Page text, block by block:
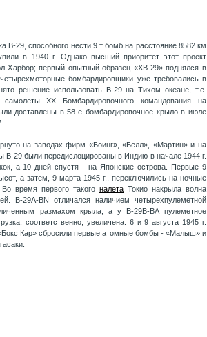
В-29, способного нести 9 т бомб на расстояние 8582 км
в 1940 г. Однако высший приоритет этот проект
Харбор; первый опытный образец «ХВ-29» поднялся в
бомбардировщики уже требовались в
решение использовать В-29 на Тихом океане, т.е.
XX Бомбардировочного командования на
доставлены в 58-е бомбардировочное крыло в июле
на заводах фирм «Боинг», «Белл», «Мартин» и на
В-29 были передислоцированы в Индию в начале 1944 г.
а 10 дней спустя - на Японские острова. Первые 9
а затем, 9 марта 1945 г., переключились на ночные
время первого такого налета Токио накрыла волна
B-29A-BN отличался наличием четырехпулеметной
размахом крыла, а у В-29В-ВА пулеметное
соответственно, увеличена. 6 и 9 августа 1945 г.
Кар» сбросили первые атомные бомбы - «Малыш» и